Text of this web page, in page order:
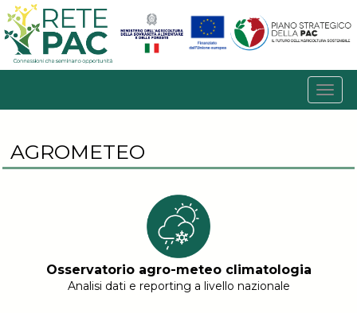
AGROMETEO
Osservatorio agro-meteo climatologia
Analisi dati e reporting a livello nazionale